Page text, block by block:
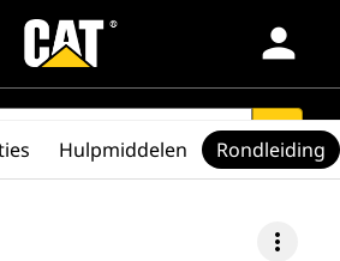
person
search
more_vert
Hulpmiddelen Rondleiding